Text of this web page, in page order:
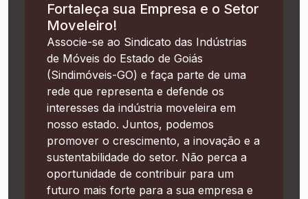
Fortaleça sua Empresa e o Setor
Moveleiro!
Associe-se ao Sindicato das Indústrias
de Móveis do Estado de Goiás
(Sindimóveis-GO) e faça parte de uma
rede que representa e defende os
interesses da indústria moveleira em
nosso estado. Juntos, podemos
promover o crescimento, a inovação e a
sustentabilidade do setor. Não perca a
oportunidade de contribuir para um
futuro mais forte para a sua empresa e